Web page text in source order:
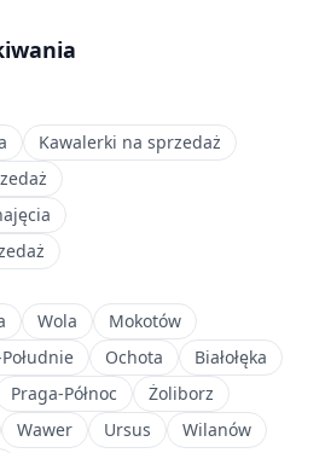
Kawalerki na sprzedaż
Wola
Mokotów
Ochota
Białołęka
Praga-Północ
Żoliborz
Wawer Ursus
Wilanów